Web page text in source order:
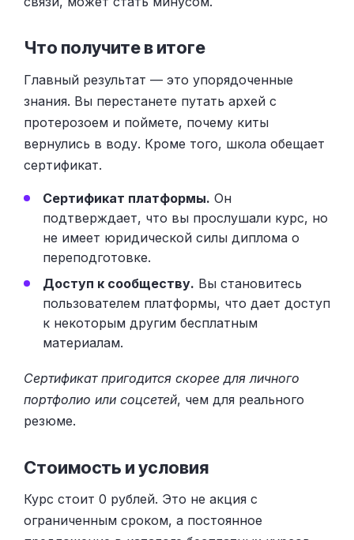
Что получите в итоге
Главный результат — это упорядоченные
знания. Вы перестанете путать архей с
протерозоем и поймете, почему киты
вернулись в воду. Кроме того, школа обещает
сертификат.
Сертификат платформы. Он
подтверждает, что вы прослушали курс, но
не имеет юридической силы диплома о
переподготовке.
Доступ к сообществу. Вы становитесь
пользователем платформы, что дает доступ
к некоторым другим бесплатным
материалам.
Сертификат пригодится скорее для личного
портфолио или соцсетей, чем для реального
резюме.
Стоимость и условия
Курс стоит 0 рублей. Это не акция с
ограниченным сроком, а постоянное